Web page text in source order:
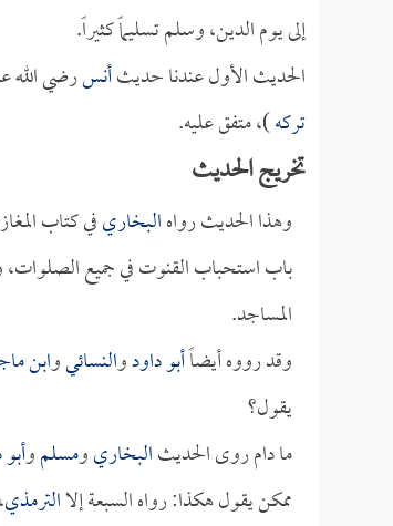
إلى يوم الدين، وسلم تسليماً كثيراً.
الحديث الأول عندنا حديثأنسرضي الله
تركه)، متفق عليه. ‏
تخريج الحديث
وهذا الحديث رواهالبخاريفي كتاب
باب استحباب القنوت في جميع الصلوات،
المساجد.
وقد رووه أيضاًأبو داودوالنسائيوابن
يقول؟
ما دام روى الحديثالبخاريومسلمو
ممكن يقول هكذا: رواه السبعة إلاالترمذي